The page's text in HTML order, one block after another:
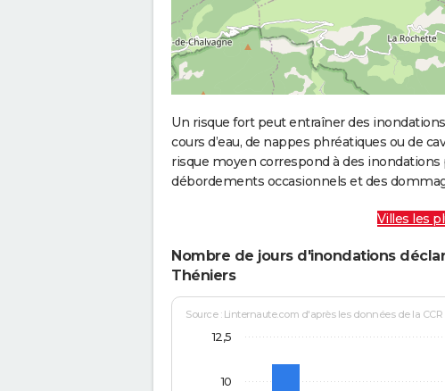
Un risque fort peut entraîner des
cours d’eau, de nappes phréatiques ou de
risque moyen correspond à des
débordements occasionnels et des
Villes les
Nombre de jours d'inondations
Théniers
Source : Linternaute.com d'après les données de la CCR
10
12,5